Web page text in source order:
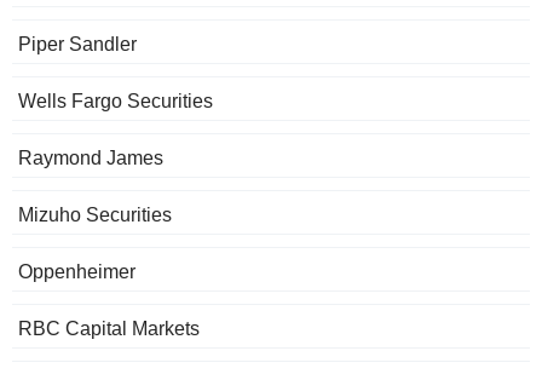
Piper Sandler
Wells Fargo Securities
Raymond James
Mizuho Securities
Oppenheimer
RBC Capital Markets